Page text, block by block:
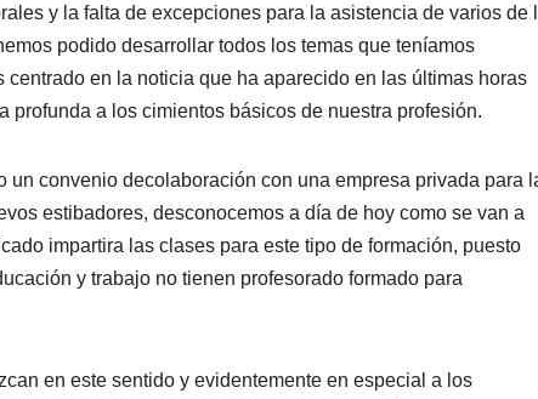
y la falta de excepciones para la asistencia de varios de
podido desarrollar todos los temas que teníamos
en la noticia que ha aparecido en las últimas horas
profunda a los cimientos básicos de nuestra profesión.
convenio decolaboración con una empresa privada para
estibadores, desconocemos a día de hoy como se van a
impartira las clases para este tipo de formación, puesto
y trabajo no tienen profesorado formado para
en este sentido y evidentemente en especial a los